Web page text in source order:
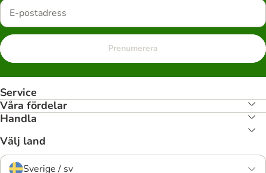
Prenumerera
Service
Våra fördelar
Handla
Välj land
Sverige / sv